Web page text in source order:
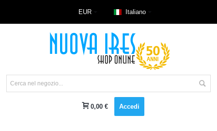
EUR Italiano
0,00 € Accedi